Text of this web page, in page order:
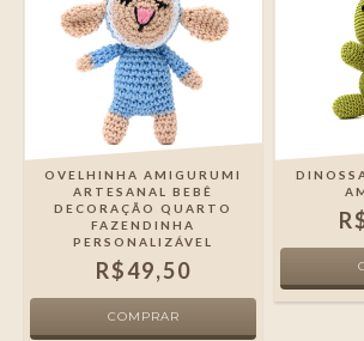
OVELHINHA AMIGURUMI
ARTESANAL BEBÊ
DECORAÇÃO QUARTO
FAZENDINHA
PERSONALIZÁVEL
R$49,50